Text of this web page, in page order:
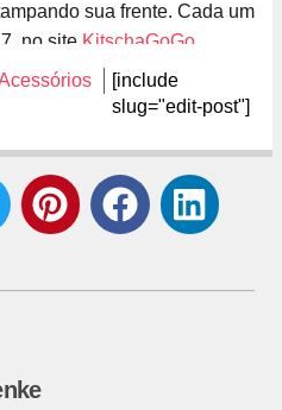
sua frente. Cada um
no site KitschaGoGo
[include
slug="edit-post"]